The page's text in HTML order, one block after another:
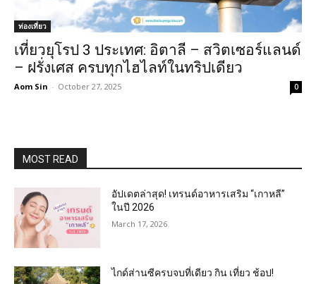
ท่องเที่ยว
เที่ยวยุโรป 3 ประเทศ: อิตาลี – สวิตเซอร์แลนด์
– ฝรั่งเศส ครบทุกไฮไลท์ในทริปเดียว
Aom Sin - October 27, 2025 0
MOST READ
อัปเดตล่าสุด! เทรนด์อาหารเสริม “เกาหลี”
ในปี 2026
March 17, 2026
ไกด์ส่านซีครบจบที่เดียว กิน เที่ยว ช้อป!